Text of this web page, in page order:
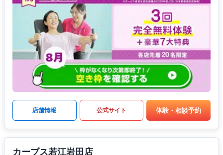
店舗情報 公式サイト 体験・相談予約
カーブス若江岩田店